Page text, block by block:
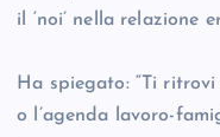
il ‘noi’ nella relazione
Ha spiegato: “Ti
o l’agenda lavoro-